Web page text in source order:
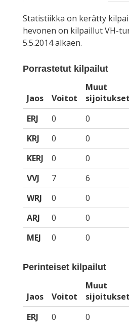
Statistiikka on kerätty
hevonen on kilpaillut VH-
5.5.2014 alkaen.
Porrastetut kilpailut
Jaos Voitot
Muut
sijoitukset
ERJ
0 0
KRJ
0 0
KERJ
0 0
VVJ
7 6
WRJ
0 0
ARJ
0 0
MEJ
0 0
Perinteiset kilpailut
Jaos Voitot
Muut
sijoitukset
ERJ
0 0